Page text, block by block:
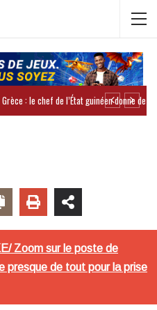
Zoom sur le poste de
presque de tout pour la prise